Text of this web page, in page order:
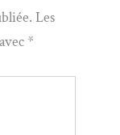
Les
*